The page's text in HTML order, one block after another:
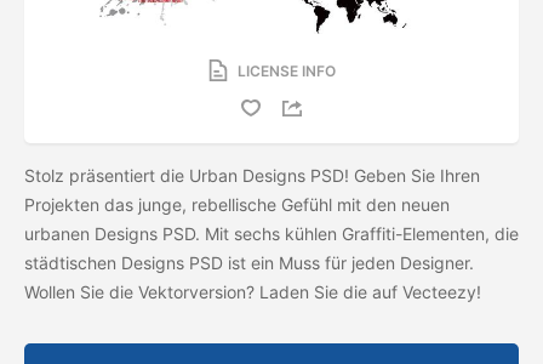
LICENSE INFO
Stolz präsentiert die Urban Designs PSD! Geben Sie Ihren
Projekten das junge, rebellische Gefühl mit den neuen
urbanen Designs PSD. Mit sechs kühlen Graffiti-Elementen, die
städtischen Designs PSD ist ein Muss für jeden Designer.
Wollen Sie die Vektorversion? Laden Sie die auf Vecteezy!